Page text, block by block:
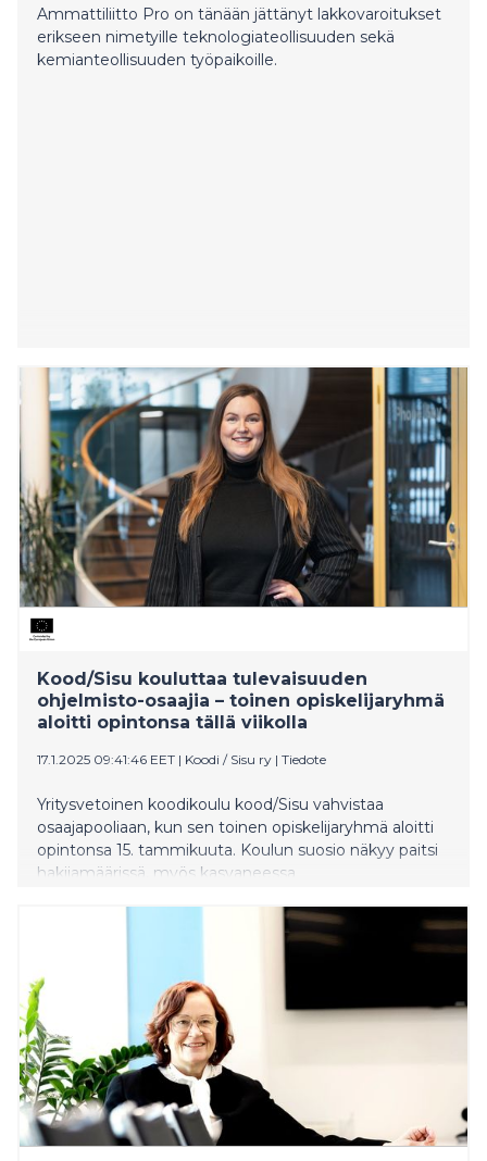
Ammattiliitto Pro on tänään jättänyt lakkovaroitukset
erikseen nimetyille teknologiateollisuuden sekä
kemianteollisuuden työpaikoille.
Kood/Sisu kouluttaa tulevaisuuden
ohjelmisto-osaajia – toinen opiskelijaryhmä
aloitti opintonsa tällä viikolla
17.1.2025 09:41:46 EET | Koodi / Sisu ry | Tiedote
Yritysvetoinen koodikoulu kood/Sisu vahvistaa
osaajapooliaan, kun sen toinen opiskelijaryhmä aloitti
opintonsa 15. tammikuuta. Koulun suosio näkyy paitsi
hakijamäärissä, myös kasvaneessa
aikana kouluun on hakenut jo yli 6 000 henkilöä.
Seuraava valintakoejakso pidetään toukokuussa 2025.